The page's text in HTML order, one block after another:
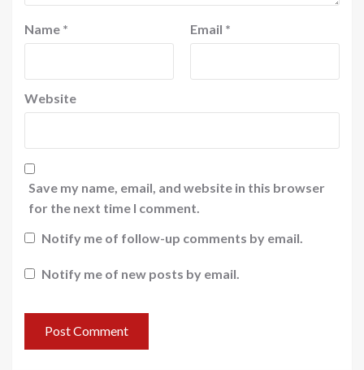
Name * Email *
Website
Save my name, email, and website in this browser
for the next time I comment.
Notify me of follow-up comments by email.
Notify me of new posts by email.